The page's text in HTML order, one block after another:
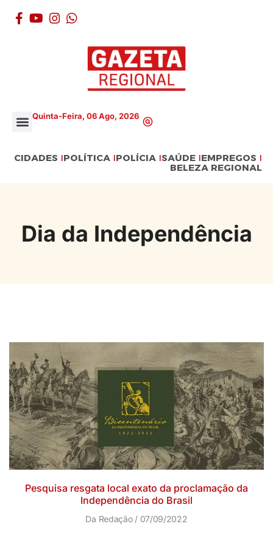
Quinta-Feira, 06 Ago, 2026
CIDADES POLÍTICA POLÍCIA SAÚDE EMPREGOS
BELEZA REGIONAL
Dia da Independência
Pesquisa resgata local exato da proclamação da
Independência do Brasil
Da Redação 07/09/2022